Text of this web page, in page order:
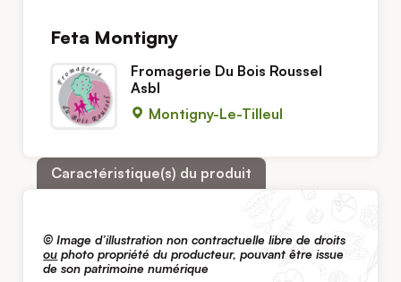
Feta Montigny
Fromagerie Du Bois Roussel
Asbl
Montigny-Le-Tilleul
Caractéristique(s) du produit
© Image d’illustration non contractuelle libre de droits
ou photo propriété du producteur, pouvant être issue
de son patrimoine numérique